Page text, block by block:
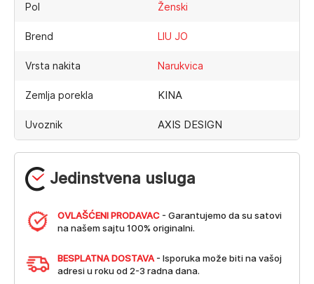
Jedinstvena usluga
OVLAŠĆENI PRODAVAC - Garantujemo da su satovi
na našem sajtu 100% originalni.
BESPLATNA DOSTAVA - Isporuka može biti na vašoj
adresi u roku od 2-3 radna dana.
Pol Ženski
Brend LIU JO
Vrsta nakita Narukvica
Zemlja porekla KINA
Uvoznik AXIS DESIGN